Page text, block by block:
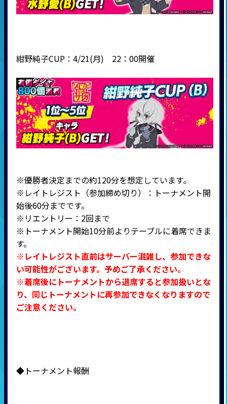
紺野純子CUP：4/21(月) 22：00開催
※優勝者決定までの約120分を想定しています。
※ レイトレジスト（参加締め切り）：トーナメント開
始後60分までです。
※リエントリー：2回まで
※トーナメント開始10分前よりテーブルに着席できま
す。
※レイトレジスト直前はサーバー混雑し、参加できな
い可能性がございます。予めご了承ください。
※着席後にトーナメントから退席すると参加扱いとな
り、同じトーナメントに再参加できなくなりますので
ご注意ください。
◆トーナメント報酬